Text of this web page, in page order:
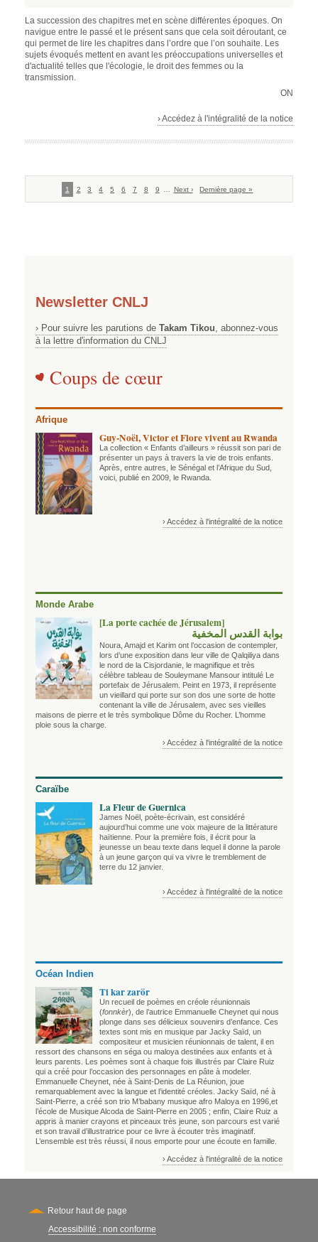
La succession des chapitres met en scène différentes époques. On
navigue entre le passé et le présent sans que cela soit déroutant, ce
qui permet de lire les chapitres dans l’ordre que l’on souhaite. Les
sujets évoqués mettent en avant les préoccupations universelles et
d'actualité telles que l'écologie, le droit des femmes ou la
transmission.
ON
› Accédez à l'intégralité de la notice
Pagination
Page
1 Page
2 Page
3 Page
4 Page
5 Page
6 Page
7 Page
8 Page
9
Page
Next ›
Dernière
Dernière page »
Newsletter CNLJ
› Pour suivre les parutions de Takam Tikou, abonnez-vous
à la lettre d'information du CNLJ
Coups de cœur
Afrique
Guy-Noël, Victor et Flore vivent au Rwanda
La collection « Enfants d’ailleurs » réussit son pari de
présenter un pays à travers la vie de trois enfants.
Après, entre autres, le Sénégal et l’Afrique du Sud,
voici, publié en 2009, le Rwanda.
› Accédez à l'intégralité de la notice
Monde Arabe
[La porte cachée de Jérusalem]
بوابة القدس المخفية
Noura, Amajd et Karim ont l’occasion de contempler,
lors d’une exposition dans leur ville de Qalqiliya dans
le nord de la Cisjordanie, le magnifique et très
célèbre tableau de Souleymane Mansour intitulé Le
portefaix de Jérusalem. Peint en 1973, il représente
un vieillard qui porte sur son dos une sorte de hotte
contenant la ville de Jérusalem, avec ses vieilles
maisons de pierre et le très symbolique Dôme du Rocher. L’homme
ploie sous la charge.
› Accédez à l'intégralité de la notice
Caraïbe
La Fleur de Guernica
James Noël, poète-écrivain, est considéré
aujourd’hui comme une voix majeure de la littérature
haïtienne. Pour la première fois, il écrit pour la
jeunesse un beau texte dans lequel il donne la parole
à un jeune garçon qui va vivre le tremblement de
terre du 12 janvier.
› Accédez à l'intégralité de la notice
Océan Indien
Ti kar zarör
Un recueil de poèmes en créole réunionnais
(fonnkèr), de l’autrice Emmanuelle Cheynet qui nous
plonge dans ses délicieux souvenirs d’enfance. Ces
textes sont mis en musique par Jacky Saïd, un
compositeur et musicien réunionnais de talent, il en
ressort des chansons en séga ou maloya destinées aux enfants et à
leurs parents. Les poèmes sont à chaque fois illustrés par Claire Ruiz
qui a créé pour l’occasion des personnages en pâte à modeler.
Emmanuelle Cheynet, née à Saint-Denis de La Réunion, joue
remarquablement avec la langue et l’identité créoles. Jacky Saïd, né à
Saint-Pierre, a créé son trio M’babany musique afro Maloya en 1996,et
l’école de Musique Alcoda de Saint-Pierre en 2005 ; enfin, Claire Ruiz a
appris à manier crayons et pinceaux très jeune, son parcours est varié
et son travail d’illustratrice pour ce livre à écouter très imaginatif.
L’ensemble est très réussi, il nous emporte pour une écoute en famille.
› Accédez à l'intégralité de la notice
Retour haut de page
Secondary
Accessibilité : non conforme